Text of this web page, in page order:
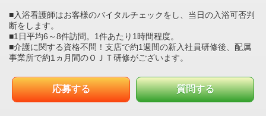
■入浴看護師はお客様のバイタルチェックをし、当日の入浴可否判
断をします。
■1日平均6～8件訪問。1件あたり1時間程度。
■介護に関する資格不問！支店で約1週間の新入社員研修後、配属
事業所で約1ヵ月間のＯＪＴ研修がございます。
応募する 質問する